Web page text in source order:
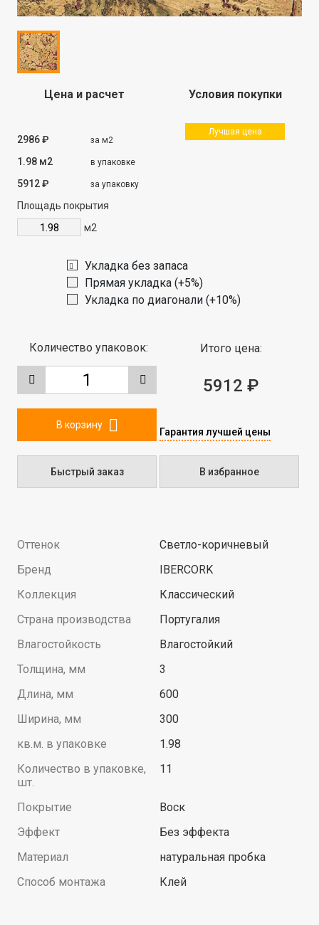
Цена и расчет
2986 ₽ за м2
1.98 м2 в упаковке
5912 ₽ за упаковку
Площадь покрытия
м2
Условия покупки
Лучшая цена
Укладка без запаса
Прямая укладка (+5%)
Укладка по диагонали (+10%)
Количество упаковок: Итого цена:
5912 ₽
Гарантия лучшей цены
В корзину
Быстрый заказ В избранное
Оттенок
Светло-коричневый
Бренд
IBERCORK
Коллекция
Классический
Страна производства
Португалия
Влагостойкость
Влагостойкий
Толщина, мм
3
Длина, мм
600
Ширина, мм
300
кв.м. в упаковке
1.98
Количество в упаковке,
шт.
11
Покрытие
Воск
Эффект
Без эффекта
Материал
натуральная пробка
Способ монтажа
Клей